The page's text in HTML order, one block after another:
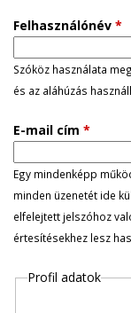
l
s
ő
d
l
e
g
e
Felhasználónév *
Szóköz használata
és az aláhúzás
E-mail cím *
Egy mindenképp
minden üzenetét ide
elfelejtett jelszóhoz
értesítésekhez lesz
Profil adatok